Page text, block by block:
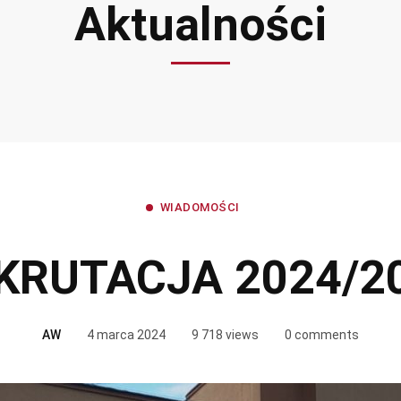
Aktualności
WIADOMOŚCI
2024/
AW 4 marca 2024 9 718 views 0 comments